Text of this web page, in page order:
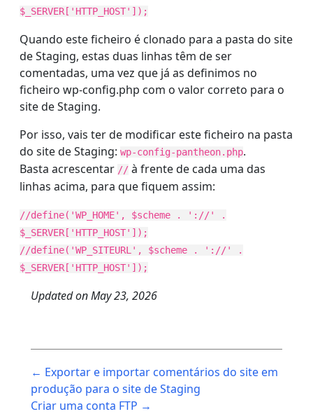
$_SERVER['HTTP_HOST']);
Quando este ficheiro é clonado para a pasta do site
de Staging, estas duas linhas têm de ser
comentadas, uma vez que já as definimos no
ficheiro wp-config.php com o valor correto para o
site de Staging.
Por isso, vais ter de modificar este ficheiro na pasta
do site de Staging: wp-config-pantheon.php.
Basta acrescentar // à frente de cada uma das
linhas acima, para que fiquem assim:
//define('WP_HOME', $scheme . '://' .
$_SERVER['HTTP_HOST']);
//define('WP_SITEURL', $scheme . '://' .
$_SERVER['HTTP_HOST']);
Updated onMay 23, 2026
navigation
← Exportar e importar comentários do site em
produção para o site de Staging
Criar uma conta FTP →